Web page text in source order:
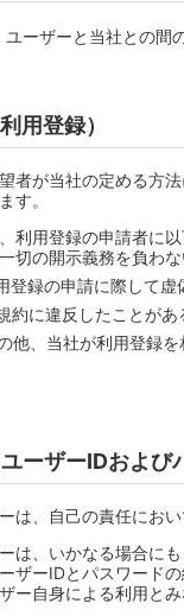
ーザーと当社との間
用登録）
者が当社の定める方
す。
利用登録の申請者に
切の開示義務を負わな
登録の申請に際して虚
約に違反したことが
他、当社が利用登録
ーザーIDおよび
は、自己の責任にお
は、いかなる場合に
ザーIDとパスワード
ー自身による利用とみ